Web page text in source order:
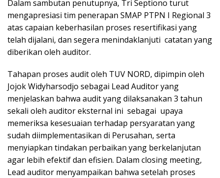
Dalam sambutan penutupnya, Tri Septiono turut
mengapresiasi tim penerapan SMAP PTPN I Regional 3
atas capaian keberhasilan proses resertifikasi yang
telah dijalani, dan segera menindaklanjuti catatan yang
diberikan oleh auditor.
Tahapan proses audit oleh TUV NORD, dipimpin oleh
Jojok Widyharsodjo sebagai Lead Auditor yang
menjelaskan bahwa audit yang dilaksanakan 3 tahun
sekali oleh auditor eksternal ini sebagai upaya
memeriksa kesesuaian terhadap persyaratan yang
sudah diimplementasikan di Perusahan, serta
menyiapkan tindakan perbaikan yang berkelanjutan
agar lebih efektif dan efisien. Dalam closing meeting,
Lead auditor menyampaikan bahwa setelah proses